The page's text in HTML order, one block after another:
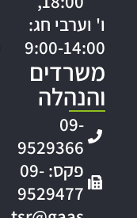
ו' וערבי חג:
9:00-14:00
משרדים
והנהלה
09-
9529366
פקס: 09-
9529477